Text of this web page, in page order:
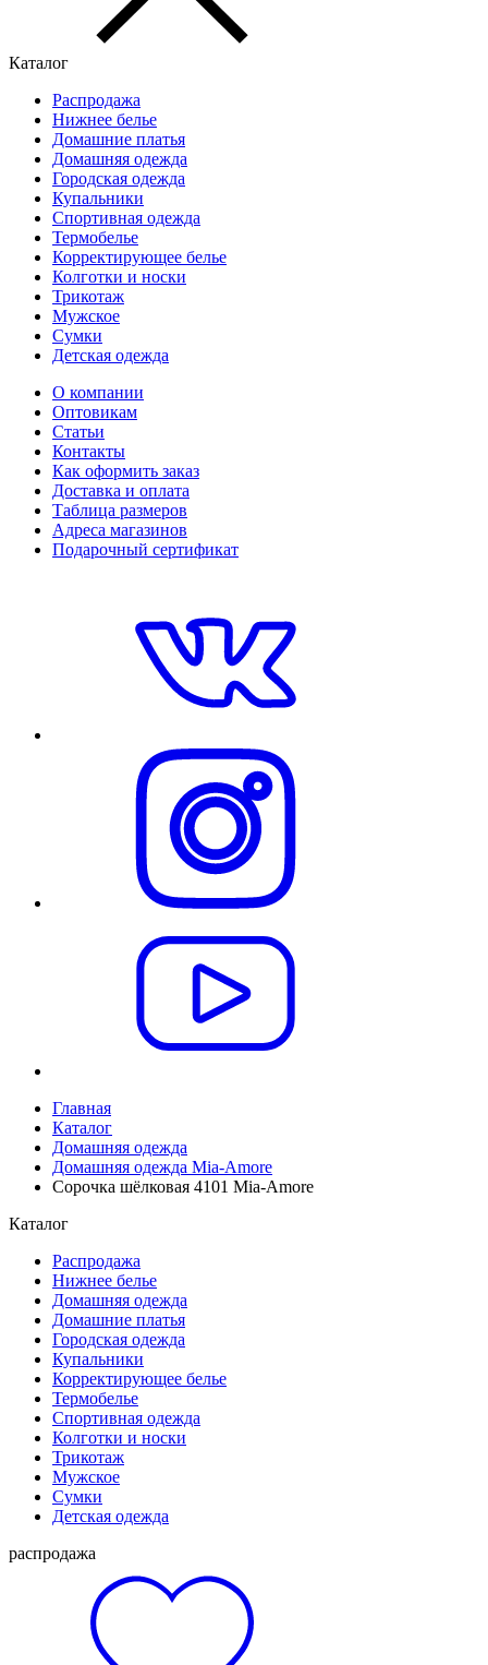
Каталог
Распродажа
Нижнее белье
Домашние платья
Домашняя одежда
Городская одежда
Купальники
Спортивная одежда
Термобелье
Корректирующее белье
Колготки и носки
Трикотаж
Мужское
Сумки
Детская одежда
О компании
Оптовикам
Статьи
Контакты
Как оформить заказ
Доставка и оплата
Таблица размеров
Адреса магазинов
Подарочный сертификат
Главная
Каталог
Домашняя одежда
Домашняя одежда Mia-Amore
Сорочка шёлковая 4101 Mia-Amore
Каталог
Распродажа
Нижнее белье
Домашняя одежда
Домашние платья
Городская одежда
Купальники
Корректирующее белье
Термобелье
Спортивная одежда
Колготки и носки
Трикотаж
Мужское
Сумки
Детская одежда
распродажа